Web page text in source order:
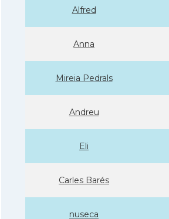
Alfred
Anna
Mireia Pedrals
Andreu
Eli
Carles Barés
nuseca